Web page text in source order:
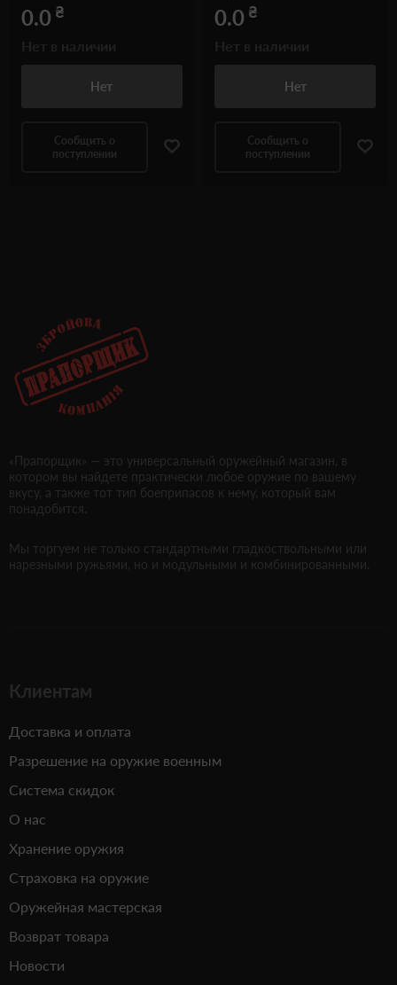
0.0 ₴
Нет
Сообщить о
поступлении
0.0 ₴
Нет
Сообщить о
поступлении
«Прапорщик» — это универсальный оружейный магазин, в
котором вы найдете практически любое оружие по вашему
вкусу, а также тот тип боеприпасов к нему, который вам
понадобится.
Мы торгуем не только стандартными гладкоствольными или
нарезными ружьями, но и модульными и комбинированными.
Клиентам
Доставка и оплата
Разрешение на оружие военным
Система скидок
О нас
Хранение оружия
Страховка на оружие
Оружейная мастерская
Возврат товара
Новости